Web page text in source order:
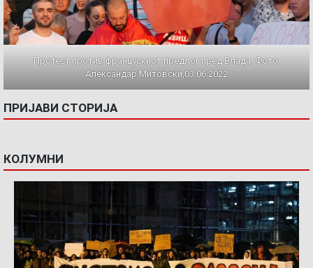
Протест против францускиот предлог пред Влада. Фото:
Александар Митовски,03.06.2022
ПРИЈАВИ СТОРИЈА
КОЛУМНИ